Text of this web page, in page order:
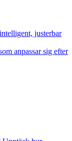
justerbar
anpassar sig efter